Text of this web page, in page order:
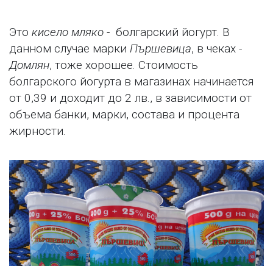
Это кисело мляко - болгарский йогурт. В
данном случае марки Пършевица, в чеках -
Домлян, тоже хорошее. Стоимость
болгарского йогурта в магазинах начинается
от 0,39 и доходит до 2 лв., в зависимости от
объема банки, марки, состава и процента
жирности.